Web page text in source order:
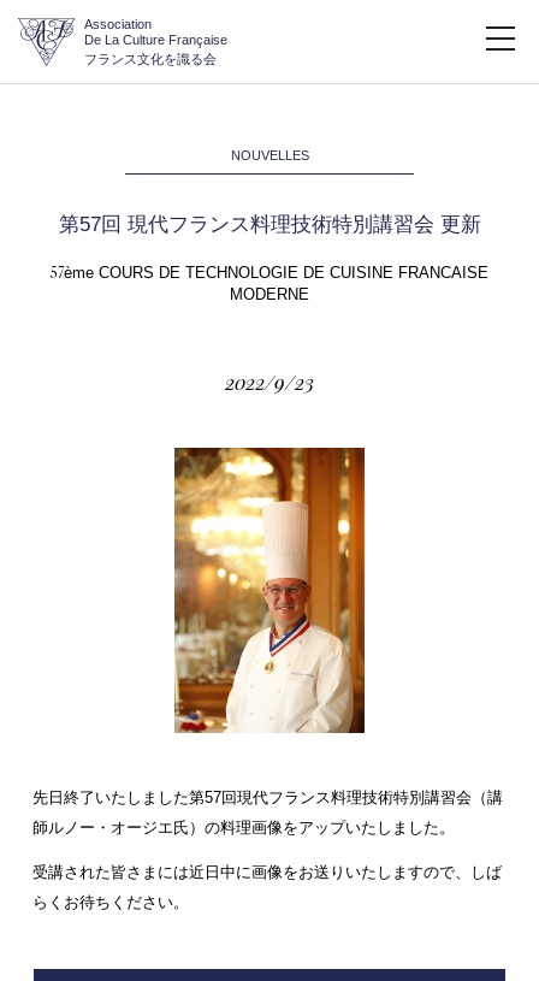
Association
De La Culture Française
フランス文化を識る会
NOUVELLES
第57回 現代フランス料理技術特別講習会 更新
57ème COURS DE TECHNOLOGIE DE CUISINE FRANCAISE
MODERNE
2022/9/23
先日終了いたしました第57回現代フランス料理技術特別講習会（講
師ルノー・オージエ氏）の料理画像をアップいたしました。
受講された皆さまには近日中に画像をお送りいたしますので、しば
らくお待ちください。